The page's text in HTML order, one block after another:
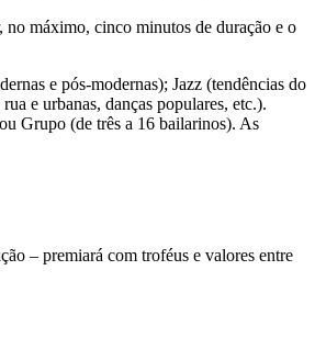
no máximo, cinco minutos de duração e o
e pós-modernas); Jazz (tendências do
e urbanas, danças populares, etc.).
Grupo (de três a 16 bailarinos). As
– premiará com troféus e valores entre